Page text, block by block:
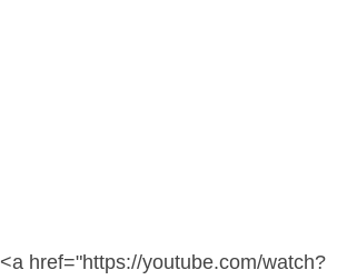
<a href="https://youtube.com/watch?